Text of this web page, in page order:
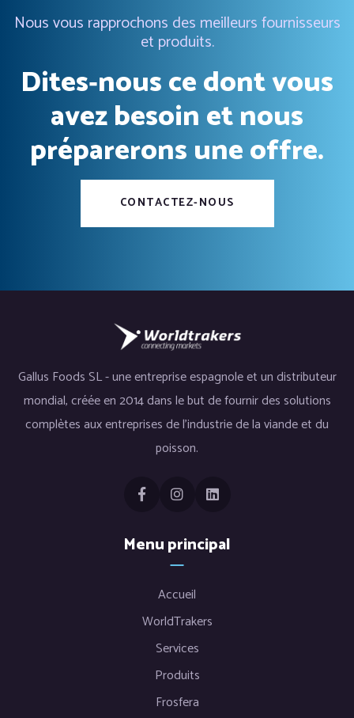
Nous vous rapprochons des meilleurs fournisseurs
et produits.
Dites‑nous ce dont vous
avez besoin et nous
préparerons une offre.
CONTACTEZ-NOUS
Gallus Foods SL - une entreprise espagnole et un distributeur
mondial, créée en 2014 dans le but de fournir des solutions
complètes aux entreprises de l’industrie de la viande et du
poisson.
Menu principal
Accueil
WorldTrakers
Services
Produits
Frosfera